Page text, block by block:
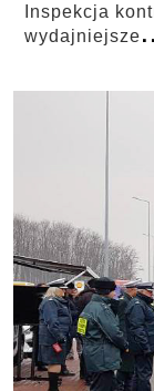
Inspekcja
wydajniejsze